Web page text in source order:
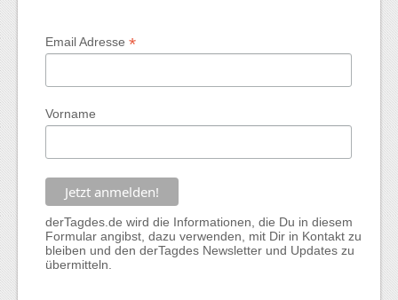
Email Adresse*
Vorname
derTagdes.de wird die Informationen, die Du in diesem
Formular angibst, dazu verwenden, mit Dir in Kontakt zu
bleiben und den derTagdes Newsletter und Updates zu
übermitteln.